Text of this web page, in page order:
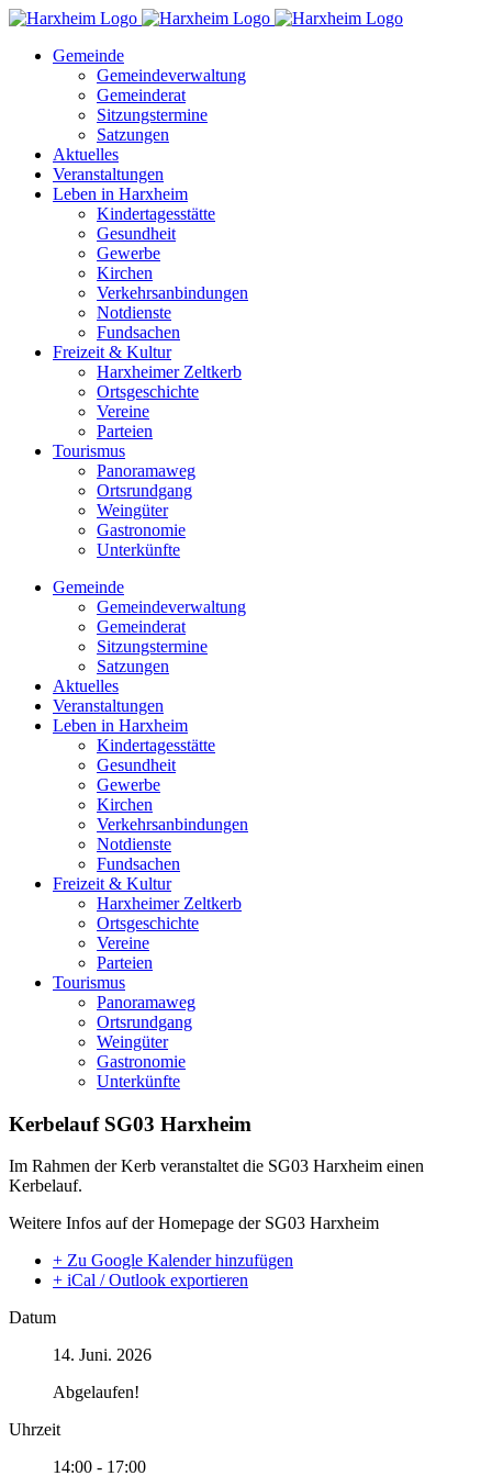
Zum
springenGemeinde
Gemeindeverwaltung
Gemeinderat
Sitzungstermine
Satzungen
Aktuelles
Veranstaltungen
Leben in Harxheim
Kindertagesstätte
Gesundheit
Gewerbe
Kirchen
Verkehrsanbindungen
Notdienste
Fundsachen
Freizeit & Kultur
Harxheimer Zeltkerb
Ortsgeschichte
Vereine
Parteien
Tourismus
Panoramaweg
Ortsrundgang
Weingüter
Gastronomie
Unterkünfte
Gemeinde
Gemeindeverwaltung
Gemeinderat
Sitzungstermine
Satzungen
Aktuelles
Veranstaltungen
Leben in Harxheim
Kindertagesstätte
Gesundheit
Gewerbe
Kirchen
Verkehrsanbindungen
Notdienste
Fundsachen
Freizeit & Kultur
Harxheimer Zeltkerb
Ortsgeschichte
Vereine
Parteien
Tourismus
Panoramaweg
Ortsrundgang
Weingüter
Gastronomie
Unterkünfte
Kerbelauf SG03 Harxheim
Im Rahmen der Kerb veranstaltet die SG03 Harxheim einen
Kerbelauf.
Weitere Infos auf der Homepage der SG03 Harxheim
+ Zu Google Kalender hinzufügen
+ iCal / Outlook exportieren
Datum
14. Juni. 2026
Abgelaufen!
Uhrzeit
14:00 - 17:00